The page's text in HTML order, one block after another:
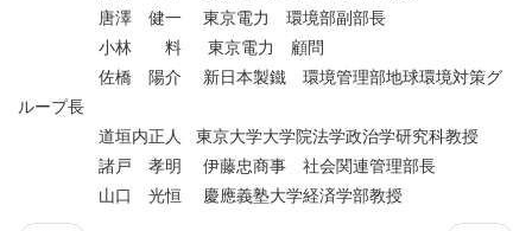
唐澤 健一 東京電力 環境部副部長
小林 料 東京電力 顧問
佐橋 陽介 新日本製鐵 環境管理部地球環境対策グ
ループ長
道垣内正人 東京大学大学院法学政治学研究科教授
諸戸 孝明 伊藤忠商事 社会関連管理部長
山口 光恒 慶應義塾大学経済学部教授